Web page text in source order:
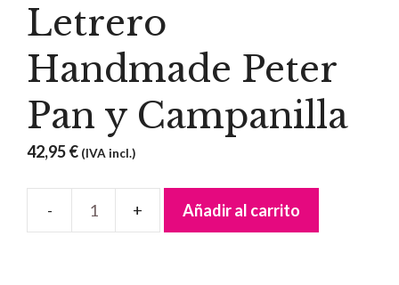
Letrero
Handmade Peter
Pan y Campanilla
42,95€ (IVA incl.)
Letrero
Añadir al carrito